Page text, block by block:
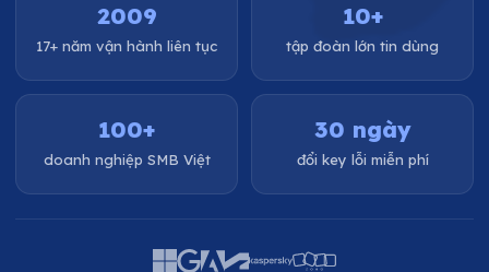
2009
17+ năm vận hành liên tục
10+
tập đoàn lớn tin dùng
100+
doanh nghiệp SMB Việt
30 ngày
đổi key lỗi miễn phí